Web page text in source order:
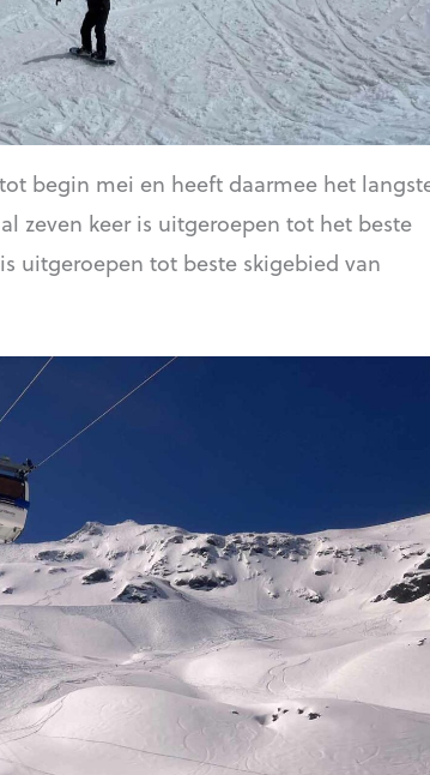
begin mei en heeft daarmee het
zeven keer is uitgeroepen tot het beste
uitgeroepen tot beste skigebied van